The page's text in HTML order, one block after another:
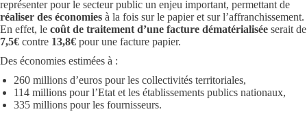
représenter pour le secteur public un enjeu important, permettant de
réaliser des économies à la fois sur le papier et sur l’affranchissement.
En effet, le coût de traitement d’une facture dématérialisée serait de
7,5€ contre 13,8€ pour une facture papier.
Des économies estimées à :
260 millions d’euros pour les collectivités territoriales,
114 millions pour l’Etat et les établissements publics nationaux,
335 millions pour les fournisseurs.